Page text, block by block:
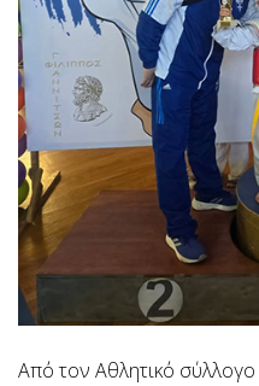
Από τον Αθλητικό σύλλογο